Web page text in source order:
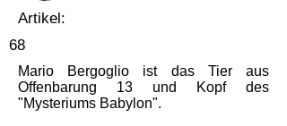
Artikel:
68
Mario Bergoglio ist das Tier aus
Offenbarung 13 und Kopf des
"Mysteriums Babylon".